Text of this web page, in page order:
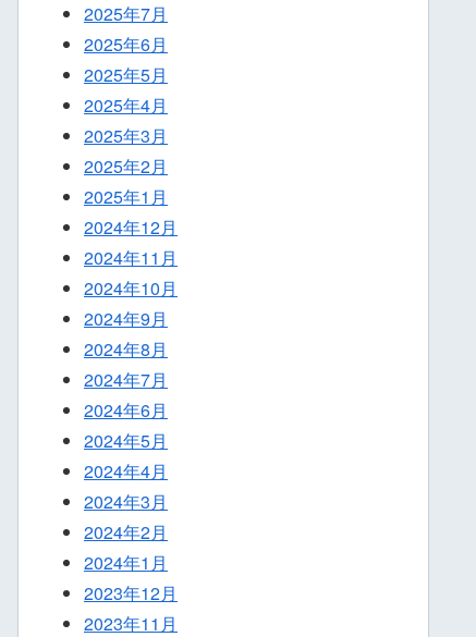
2025年7月
2025年6月
2025年5月
2025年4月
2025年3月
2025年2月
2025年1月
2024年12月
2024年11月
2024年10月
2024年9月
2024年8月
2024年7月
2024年6月
2024年5月
2024年4月
2024年3月
2024年2月
2024年1月
2023年12月
2023年11月